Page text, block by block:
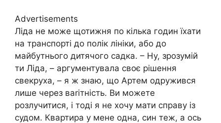
Advertisements
Ліда не може щотижня по кілька годин їхати
на транспорті до полік лініки, або до
майбутнього дитячого садка. – Ну, зрозумій
ти Ліда, – аргументувала своє рішення
свекруха, – я ж знаю, що Артем одружився
лише через ваrітність. Ви можете
розлучитися, і тоді я не хочу мати справу із
судом. Квартира у мене одна, син теж, а ось